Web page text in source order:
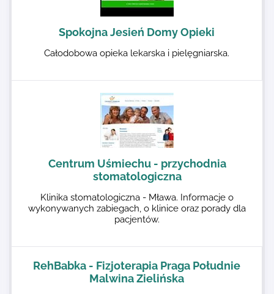
Spokojna Jesień Domy Opieki
Całodobowa opieka lekarska i pielęgniarska.
Centrum Uśmiechu - przychodnia
stomatologiczna
Klinika stomatologiczna - Mława. Informacje o
wykonywanych zabiegach, o klinice oraz porady dla
pacjentów.
RehBabka - Fizjoterapia Praga Południe
Malwina Zielińska